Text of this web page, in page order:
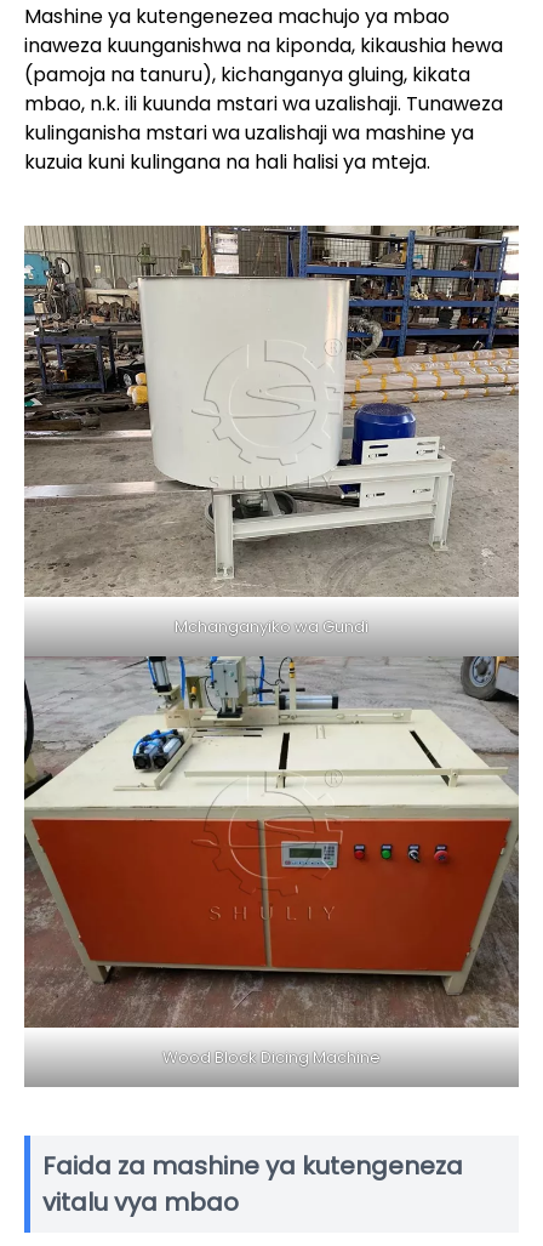
Mashine ya kutengenezea machujo ya mbao
inaweza kuunganishwa na kiponda, kikaushia hewa
(pamoja na tanuru), kichanganya gluing, kikata
mbao, n.k. ili kuunda mstari wa uzalishaji. Tunaweza
kulinganisha mstari wa uzalishaji wa mashine ya
kuzuia kuni kulingana na hali halisi ya mteja.
Mchanganyiko wa Gundi
Wood Block Dicing Machine
Faida za mashine ya kutengeneza
vitalu vya mbao